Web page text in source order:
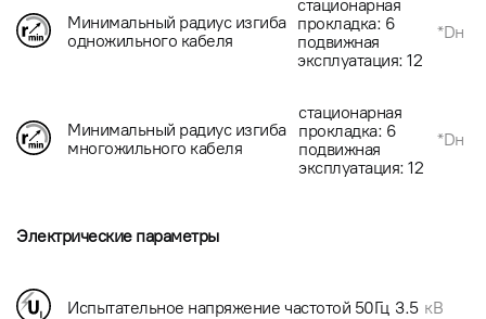
Минимальный радиус изгиба
одножильного кабеля
стационарная
прокладка: 6
подвижная
эксплуатация: 12
*Dн
Минимальный радиус изгиба
многожильного кабеля
стационарная
прокладка: 6
подвижная
эксплуатация: 12
*Dн
Электрические параметры
Испытательное напряжение частотой 50Гц 3.5 кВ